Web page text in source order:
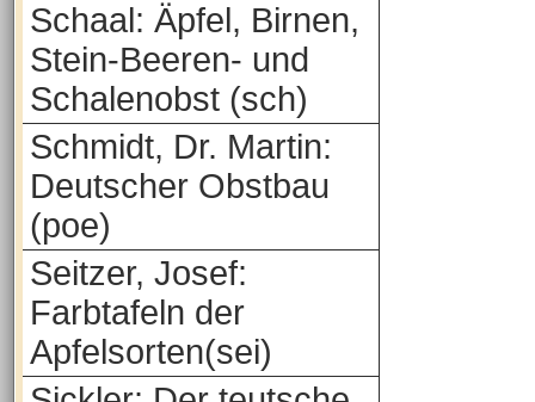
Schaal: Äpfel, Birnen,
Stein-Beeren- und
Schalenobst (sch)
Schmidt, Dr. Martin:
Deutscher Obstbau
(poe)
Seitzer, Josef:
Farbtafeln der
Apfelsorten(sei)